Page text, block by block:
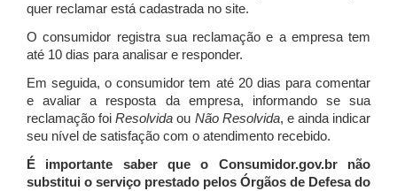
quer reclamar está cadastrada no site.
O consumidor registra sua reclamação e a empresa tem
até 10 dias para analisar e responder.
Em seguida, o consumidor tem até 20 dias para comentar
e avaliar a resposta da empresa, informando se sua
reclamação foiResolvida ou Não Resolvida, e ainda indicar
seu nível de satisfação com o atendimento recebido.
É importante saber que o Consumidor.gov.br não
substitui o serviço prestado pelos Órgãos de Defesa do